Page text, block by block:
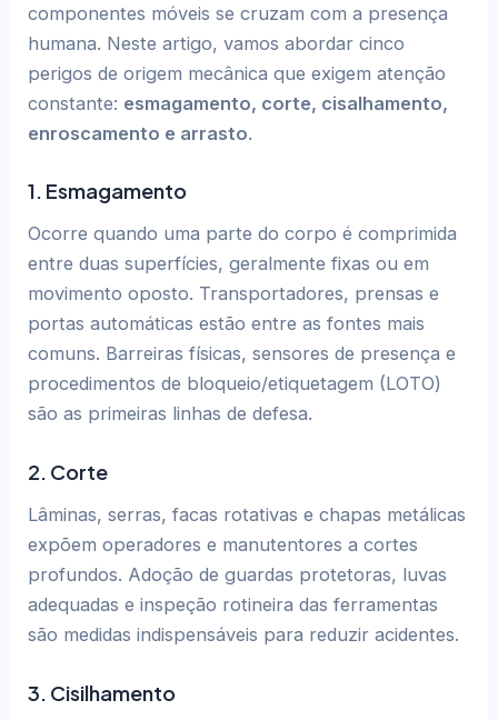
componentes móveis se cruzam com a presença
humana. Neste artigo, vamos abordar cinco
perigos de origem mecânica que exigem atenção
constante: esmagamento, corte, cisalhamento,
enroscamento e arrasto.
1. Esmagamento
Ocorre quando uma parte do corpo é comprimida
entre duas superfícies, geralmente fixas ou em
movimento oposto. Transportadores, prensas e
portas automáticas estão entre as fontes mais
comuns. Barreiras físicas, sensores de presença e
procedimentos de bloqueio/etiquetagem (LOTO)
são as primeiras linhas de defesa.
2. Corte
Lâminas, serras, facas rotativas e chapas metálicas
expõem operadores e manutentores a cortes
profundos. Adoção de guardas protetoras, luvas
adequadas e inspeção rotineira das ferramentas
são medidas indispensáveis para reduzir acidentes.
3. Cisilhamento